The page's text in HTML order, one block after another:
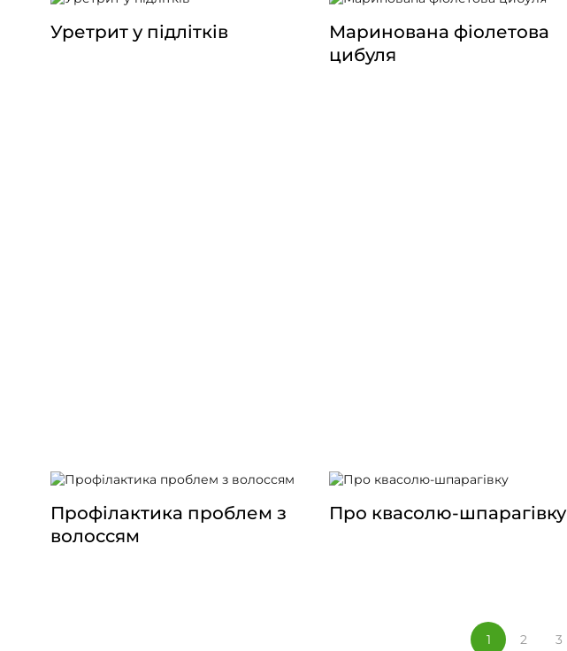
Уретрит у підлітків
Маринована фіолетова
цибуля
Профілактика проблем з
волоссям
Про квасолю-шпарагівку
1 2 3